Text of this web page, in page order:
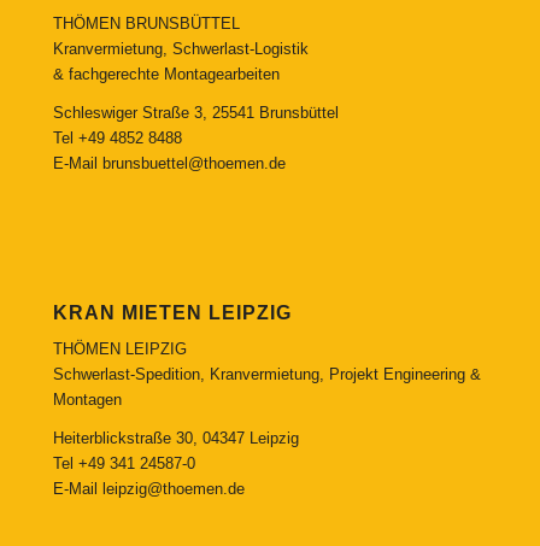
THÖMEN BRUNSBÜTTEL
Kranvermietung, Schwerlast-Logistik
& fachgerechte Montagearbeiten
Schleswiger Straße 3, 25541 Brunsbüttel
Tel +49 4852 8488
E-Mail
brunsbuettel@thoemen.de
KRAN MIETEN LEIPZIG
THÖMEN LEIPZIG
Schwerlast-Spedition, Kranvermietung, Projekt Engineering &
Montagen
Heiterblickstraße 30, 04347 Leipzig
Tel +49 341 24587-0
E-Mail
leipzig@thoemen.de